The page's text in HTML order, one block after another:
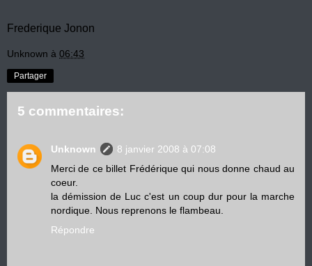
Frederique Jonon
Unknown à 06:43
Partager
5 commentaires:
Unknown
8 janvier 2008 à 07:08
Merci de ce billet Frédérique qui nous donne chaud au
coeur.
la démission de Luc c'est un coup dur pour la marche
nordique. Nous reprenons le flambeau.
Répondre